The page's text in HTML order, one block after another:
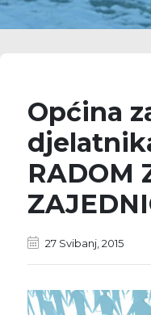
Općina
RADOM
27 Svibanj, 2015